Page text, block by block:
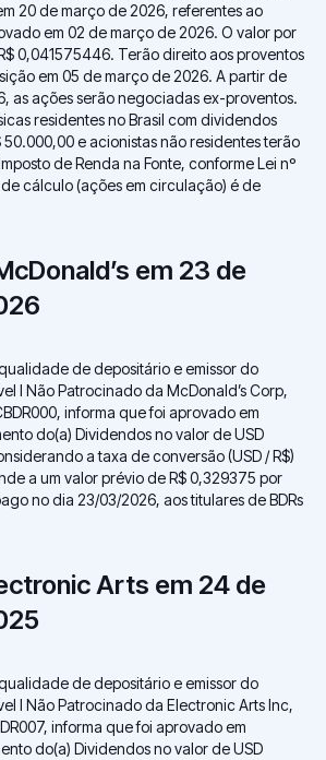
20 de março de 2026, referentes ao
em 02 de março de 2026. O valor por
0,041575446. Terão direito aos proventos
em 05 de março de 2026. A partir de
as ações serão negociadas ex-proventos.
residentes no Brasil com dividendos
50.000,00 e acionistas não residentes terão
de Renda na Fonte, conforme Lei nº
cálculo (ações em circulação) é de
em 23 de
de depositário e emissor do
I Não Patrocinado da McDonald’s Corp,
informa que foi aprovado em
do(a) Dividendos no valor de USD
a taxa de conversão (USD / R$)
a um valor prévio de R$ 0,329375 por
no dia 23/03/2026, aos titulares de BDRs
Arts em 24 de
de depositário e emissor do
I Não Patrocinado da Electronic Arts Inc,
informa que foi aprovado em
do(a) Dividendos no valor de USD